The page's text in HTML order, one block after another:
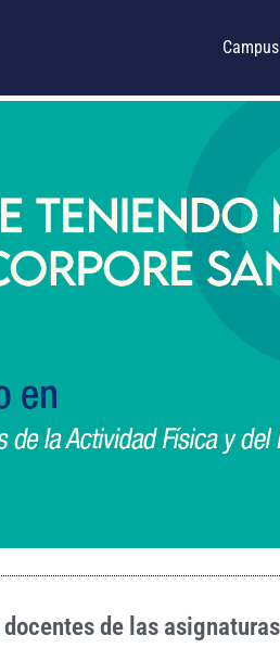
de las asignaturas